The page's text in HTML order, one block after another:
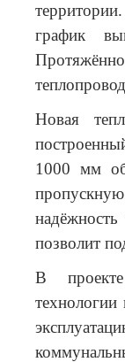
график
Новая
1000 мм
надёжность
позволит
В проекте